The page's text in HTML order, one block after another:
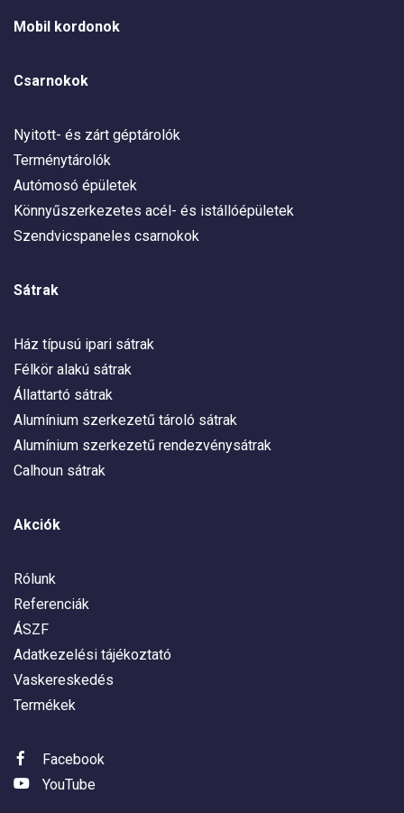
Mobil kordonok
Csarnokok
Nyitott- és zárt géptárolók
Terménytárolók
Autómosó épületek
Könnyűszerkezetes acél- és istállóépületek
Szendvicspaneles csarnokok
Sátrak
Ház típusú ipari sátrak
Félkör alakú sátrak
Állattartó sátrak
Alumínium szerkezetű tároló sátrak
Alumínium szerkezetű rendezvénysátrak
Calhoun sátrak
Akciók
Rólunk
Referenciák
ÁSZF
Adatkezelési tájékoztató
Vaskereskedés
Termékek
Facebook
YouTube